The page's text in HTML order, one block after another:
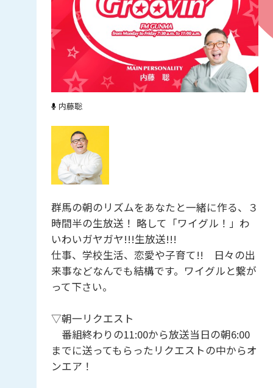
内藤聡
群馬の朝のリズムをあなたと一緒に作る、３
時間半の生放送！ 略して「ワイグル！」わ
いわいガヤガヤ!!!生放送!!!
仕事、学校生活、恋愛や子育て!! 日々の出
来事などなんでも結構です。ワイグルと繋が
って下さい。
▽朝一リクエスト
番組終わりの11:00から放送当日の朝6:00
までに送ってもらったリクエストの中からオ
ンエア！